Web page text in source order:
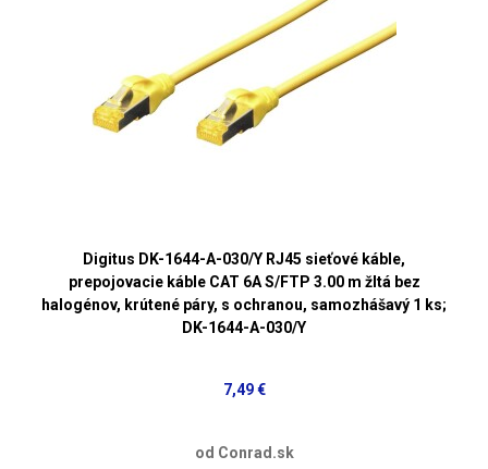
Digitus DK-1644-A-030/Y RJ45 sieťové káble,
prepojovacie káble CAT 6A S/FTP 3.00 m žltá bez
halogénov, krútené páry, s ochranou, samozhášavý 1 ks;
DK-1644-A-030/Y
7,49 €
od Conrad.sk